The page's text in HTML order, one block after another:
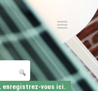
enregistrez-vous ici.